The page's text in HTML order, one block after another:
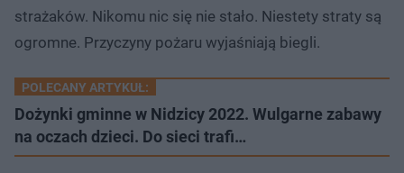
strażaków. Nikomu nic się nie stało. Niestety straty są
ogromne. Przyczyny pożaru wyjaśniają biegli.
POLECANY ARTYKUŁ:
Dożynki gminne w Nidzicy 2022. Wulgarne zabawy
na oczach dzieci. Do sieci trafi…